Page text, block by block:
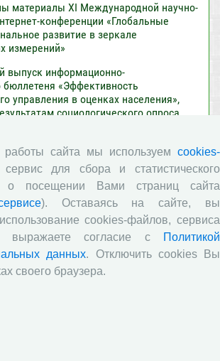
материалы XI Международной научно-
конференции «Глобальные
развитие в зеркале
измерений»
выпуск информационно-
бюллетеня «Эффективность
управления в оценках населения»,
социологического опроса
науки в регионе: круглый
представителей Санкт‑Петербурга и
принял участие в очередной
французского научного семинара (г.
Совета молодых ученых ВолНЦ РАН
в XIV Всероссийском съезде советов
и студенческих научных обществ (г.
работы сайта мы используем cookies-
для сбора и статистического
о посещении Вами страниц сайта
). Оставаясь на сайте, вы
cookies-файлов, сервиса
выражаете согласие с
Политикой
данных. Отключить cookies Вы
своего браузера.